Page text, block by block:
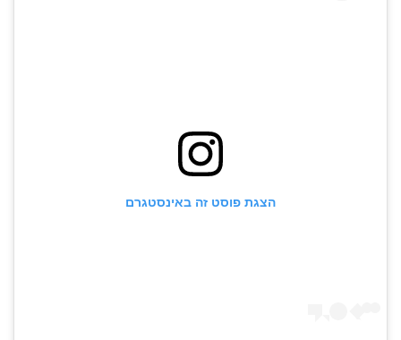
הצגת פוסט זה באינסטגרם